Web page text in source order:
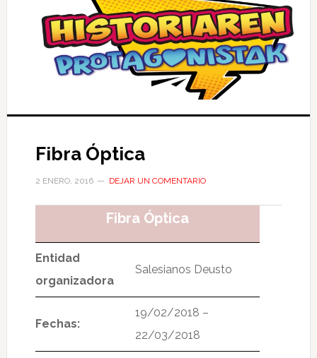
Fibra Óptica
2 ENERO, 2016 DEJAR UN COMENTARIO
Fibra Óptica
Entidad
organizadora
Salesianos Deusto
Fechas:
19/02/2018 –
22/03/2018